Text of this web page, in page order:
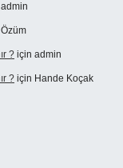
admin
Özüm
? için admin
? için Hande Koçak